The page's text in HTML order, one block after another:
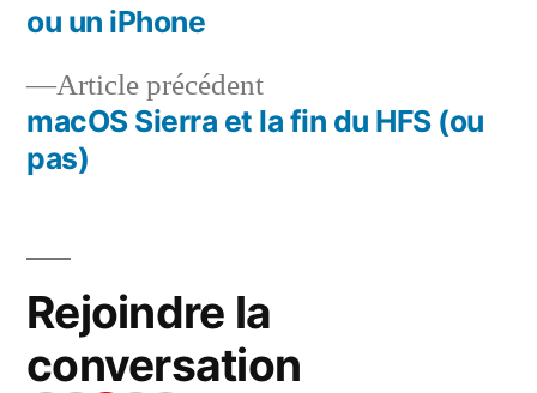
Navigation
l’article
Article précédentArticle
précédent :
macOS Sierra et la fin du HFS (ou
pas)
ou un iPhone
Rejoindre la
conversation